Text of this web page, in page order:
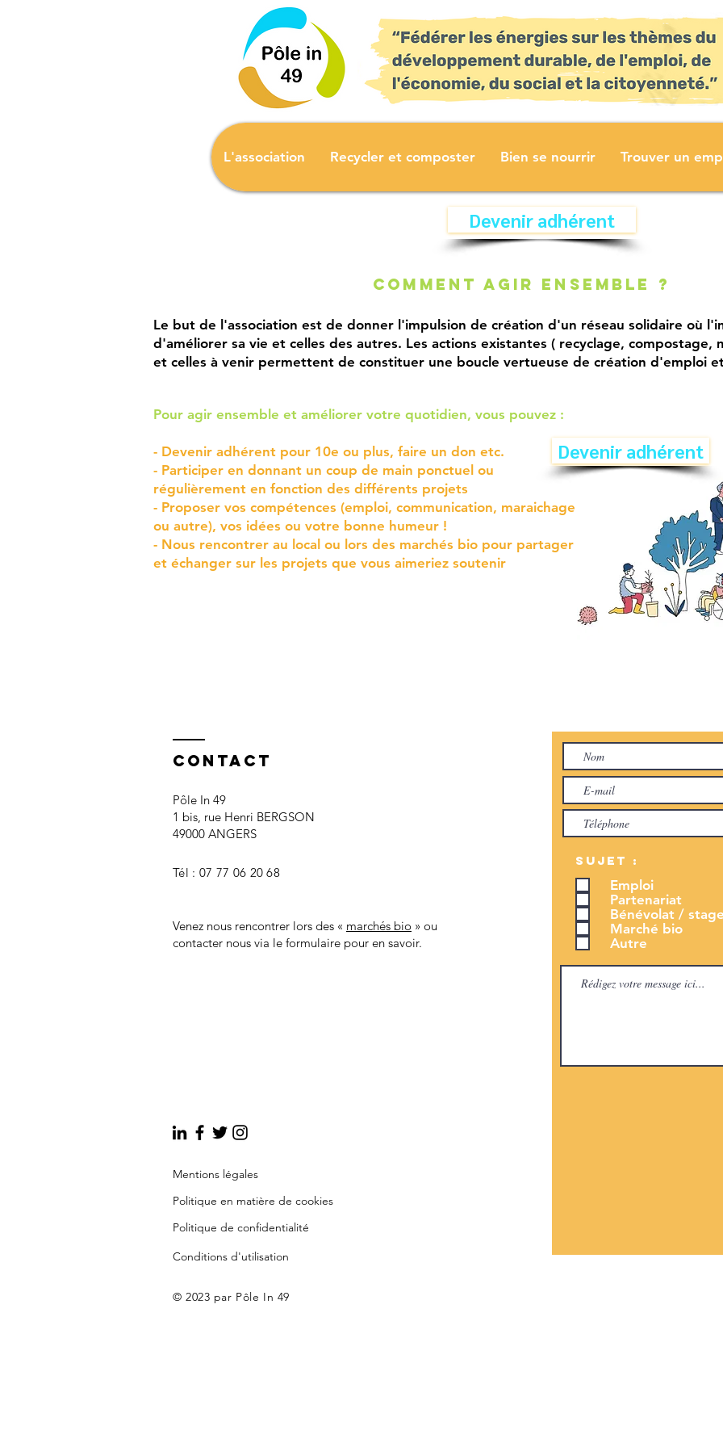
L'association Recycler et composter Bien se nourrir Trouver un
Devenir adhérent
Comment agir ensemble ?
Le but de l'association est de donner l'impulsion de création d'un réseau solidaire où
d'améliorer sa vie et celles des autres. Les actions existantes ( recyclage, compostage,
et celles à venir permettent de constituer une boucle vertueuse de création d'emploi
Pour agir ensemble et améliorer votre quotidien, vous pouvez :
- Devenir adhérent pour 10e ou plus, faire un don etc.
- Participer en donnant un coup de main ponctuel ou
régulièrement en fonction des différents projets
- Proposer vos compétences (emploi, communication, maraichage
ou autre), vos idées ou votre bonne humeur !
- Nous rencontrer au local ou lors des marchés bio pour partager
et échanger sur les projets que vous aimeriez soutenir
Devenir adhérent
Contact
Pôle In 49
1 bis, rue Henri BERGSON
49000 ANGERS
Tél : 07 77 06 20 68
Venez nous rencontrer lors des « marchés bio » ou
contacter nous via le formulaire pour en savoir.
Mentions légales
Politique en matière de cookies
Politique de confidentialité
Conditions d'utilisation
Sujet :
Emploi
Partenariat
Bénévolat /
Marché bio
Autre
© 2023 par Pôle In 49